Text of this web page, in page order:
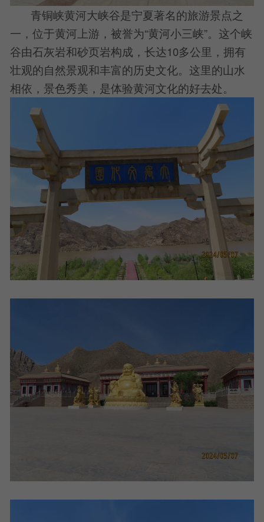
青铜峡黄河大峡谷是宁夏著名的旅游景点之
一，位于黄河上游，被誉为“黄河小三峡”。这个峡
谷由石灰岩和砂页岩构成，长达10多公里，拥有
壮观的自然景观和丰富的历史文化。这里的山水
相依，景色秀美，是体验黄河文化的好去处。